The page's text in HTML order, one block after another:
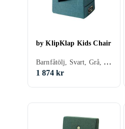
by KlipKlap Kids Chair
Barnfåtölj, Svart, Grå, Brun, Blå, Gul, Orange, Guld, Grön, Wenge, Beige, Rosa, Lila, Trä
1 874 kr